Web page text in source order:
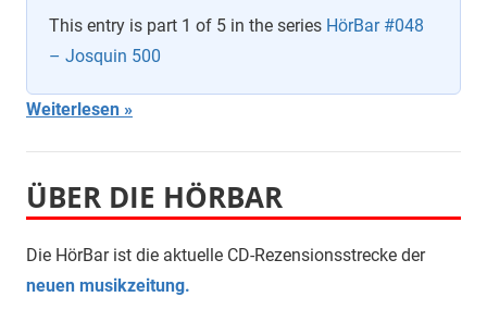
This entry is part 1 of 5 in the series HörBar #048
– Josquin 500
Weiterlesen
ÜBER DIE HÖRBAR
Die HörBar ist die aktuelle CD-Rezensionsstrecke der
neuen musikzeitung.